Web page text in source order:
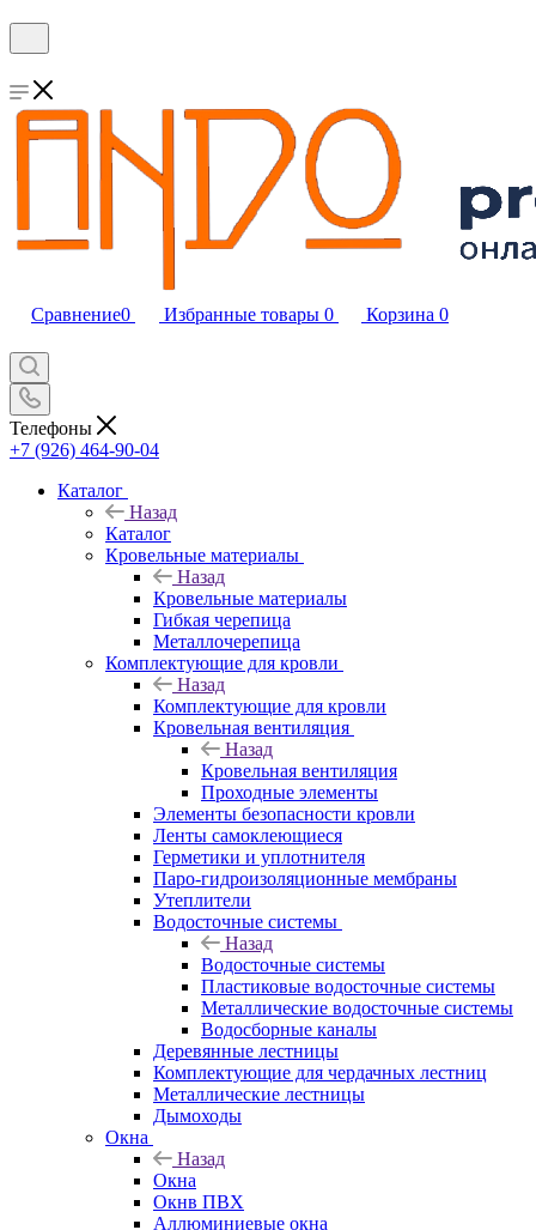
Сравнение0 Избранные товары 0 Корзина 0
Телефоны
+7 (926) 464-90-04
Каталог
Назад
Каталог
Кровельные материалы
Назад
Кровельные материалы
Гибкая черепица
Металлочерепица
Комплектующие для кровли
Назад
Комплектующие для кровли
Кровельная вентиляция
Назад
Кровельная вентиляция
Проходные элементы
Элементы безопасности кровли
Ленты самоклеющиеся
Герметики и уплотнителя
Паро-гидроизоляционные мембраны
Утеплители
Водосточные системы
Назад
Водосточные системы
Пластиковые водосточные системы
Металлические водосточные системы
Водосборные каналы
Деревянные лестницы
Комплектующие для чердачных лестниц
Металлические лестницы
Дымоходы
Окна
Назад
Окна
Окнв ПВХ
Аллюминиевые окна